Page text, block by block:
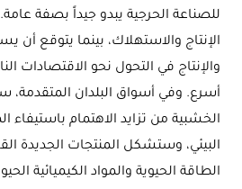
للصناعة الحرجية يبدو جيداً بصفة
الإنتاج والاستهلاك، بينما يتوقع أن
والإنتاج في التحول نحو الاقتصادات
أسرع. وفي أسواق البلدان
الخشبية من تزايد الاهتمام باستيفاء
البيئي، وستشكل المنتجات الجديدة
الطاقة الحيوية والمواد الكيميائية